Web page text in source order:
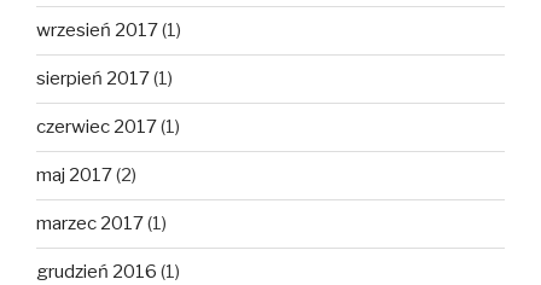
wrzesień 2017(1)
sierpień 2017(1)
czerwiec 2017(1)
maj 2017(2)
marzec 2017(1)
grudzień 2016 (1)